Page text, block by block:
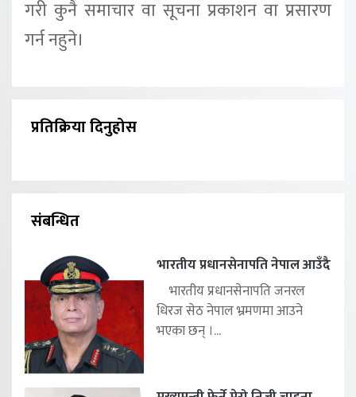
गरी कुनै समाचार वा सूचना प्रकाशन वा प्रसारण
गर्न नहुने।
प्रतिक्रिया दिनुहोस
संबन्धित
भारतीय प्रधानसेनापति नेपाल आउँदै
भारतीय प्रधानसेनापति जनरल
धिरज सेठ नेपाल भ्रमणमा आउने
भएका छन् ।...